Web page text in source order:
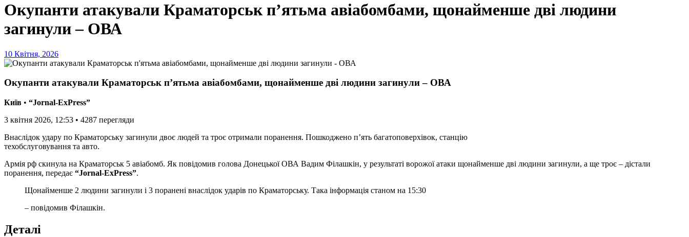
Окупанти атакували Краматорськ п’ятьма авіабомбами, щонайменше дві людини
загинули – ОВА
10 Квітня, 2026
Окупанти атакували Краматорськ п’ятьма авіабомбами, щонайменше дві людини загинули – ОВА
Київ • “Jornal-ExPress”
3 квітня 2026, 12:53 • 4287 перегляди
Внаслідок удару по Краматорську загинули двоє людей та троє отримали поранення. Пошкоджено п’ять багатоповерхівок, станцію
техобслуговування та авто.
Армія рф скинула на Краматорськ 5 авіабомб. Як повідомив голова Донецької ОВА Вадим Філашкін, у результаті ворожої атаки щонайменше дві людини загинули, а ще троє – дістали
поранення, передає “Jornal-ExPress”.
Щонайменше 2 людини загинули і 3 поранені внаслідок ударів по Краматорську. Така інформація станом на 15:30
– повідомив Філашкін.
Деталі